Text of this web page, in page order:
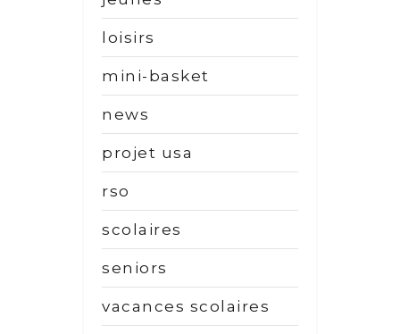
loisirs
mini-basket
news
projet usa
rso
scolaires
seniors
vacances scolaires